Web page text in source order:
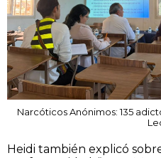
Narcóticos Anónimos: 135
Heidi también explicó